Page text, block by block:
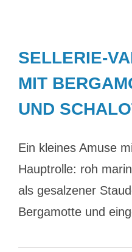
SELLERIE-
MIT
UND
Ein kleines Amuse
Hauptrolle: roh
als gesalzener
Bergamotte und